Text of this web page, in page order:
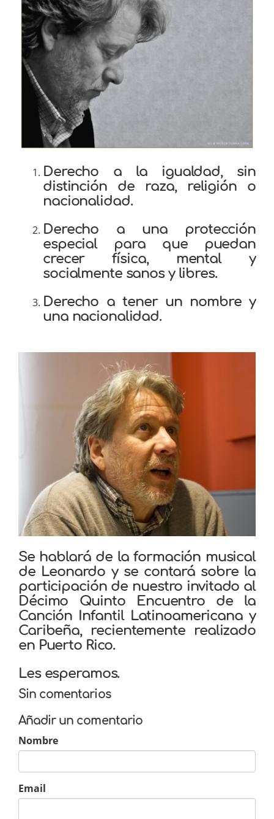
Derecho a la igualdad, sin
distinción de raza, religión o
nacionalidad.
Derecho a una protección
especial para que puedan
crecer física, mental y
socialmente sanos y libres.
Derecho a tener un nombre y
una nacionalidad.
Se hablará de la formación musical
de Leonardo y se contará sobre la
participación de nuestro invitado al
Décimo Quinto Encuentro de la
Canción Infantil Latinoamericana y
Caribeña, recientemente realizado
en Puerto Rico.
Les esperamos.
Sin comentarios
Añadir un comentario
Nombre
Email